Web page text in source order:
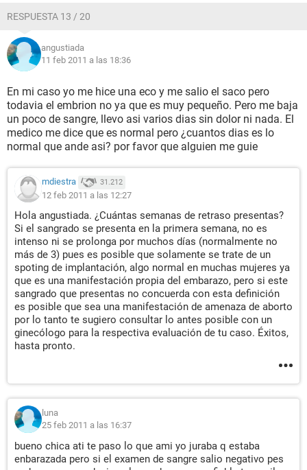
RESPUESTA 13 / 20
angustiada
11 feb 2011 a las 18:36
En mi caso yo me hice una eco y me salio el saco pero
todavia el embrion no ya que es muy pequeño. Pero me baja
un poco de sangre, llevo asi varios dias sin dolor ni nada. El
medico me dice que es normal pero ¿cuantos dias es lo
normal que ande asi? por favor que alguien me guie
mdiestra 31.212
12 feb 2011 a las 12:27
Hola angustiada. ¿Cuántas semanas de retraso presentas?
Si el sangrado se presenta en la primera semana, no es
intenso ni se prolonga por muchos días (normalmente no
más de 3) pues es posible que solamente se trate de un
spoting de implantación, algo normal en muchas mujeres ya
que es una manifestación propia del embarazo, pero si este
sangrado que presentas no concuerda con esta definición
es posible que sea una manifestación de amenaza de aborto
por lo tanto te sugiero consultar lo antes posible con un
ginecólogo para la respectiva evaluación de tu caso. Éxitos,
hasta pronto.
luna
25 feb 2011 a las 16:37
bueno chica ati te paso lo que ami yo juraba q estaba
enbarazada pero si el examen de sangre salio negativo pes